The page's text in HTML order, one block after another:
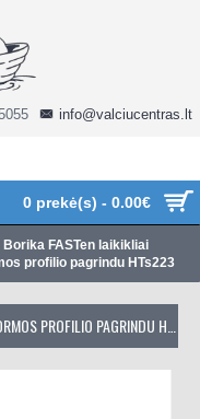
0 prekė(s) - 0.00€
info@valciucentras.lt
Borika FASTen laikikliai
profilio pagrindu HTs223